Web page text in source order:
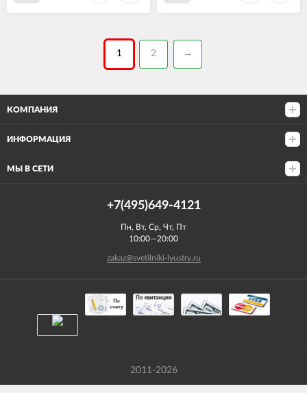
1 2 →
КОМПАНИЯ
ИНФОРМАЦИЯ
МЫ В СЕТИ
+7(495)649-4121
Пн, Вт, Ср, Чт, Пт
10:00—20:00
zakaz@svetilniki-lyustry.ru
2011-2026